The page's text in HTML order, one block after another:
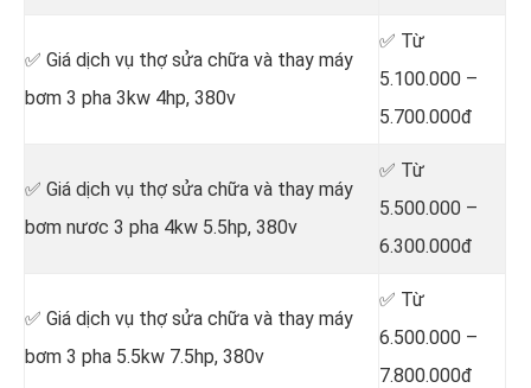
✅ Giá dịch vụ thợ sửa chữa và thay máy
bơm 3 pha 3kw 4hp, 380v
✅ Từ
5.100.000 –
5.700.000đ
✅ Giá dịch vụ thợ sửa chữa và thay máy
bơm nươc 3 pha 4kw 5.5hp, 380v
✅ Từ
5.500.000 –
6.300.000đ
✅ Giá dịch vụ thợ sửa chữa và thay máy
bơm 3 pha 5.5kw 7.5hp, 380v
✅ Từ
6.500.000 –
7.800.000đ